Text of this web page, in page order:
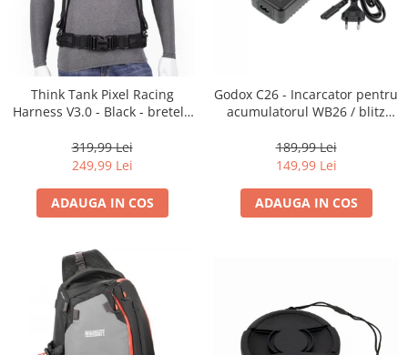
Filme foto si scanere film
Materiale foto alb-negru
Aparate foto unica folosinta
Filme instant FUJI INSTAX
diapozitive 35mm color
diapozitive late 120mm color
negative 35mm color
negative late 120mm alb-negru
negative late 120mm color
Scanere Film
Think Tank Pixel Racing
Harness V3.0 - Black - bretele
319,99 Lei
249,99 Lei
ADAUGA IN COS
Godox C26 - Incarcator pentru
acumulatorul WB26 / blitz
189,99 Lei
149,99 Lei
ADAUGA IN COS